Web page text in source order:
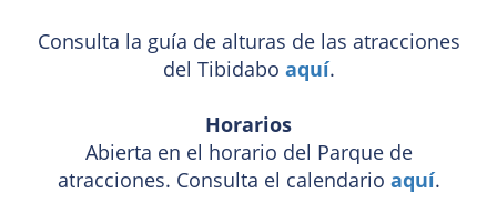
Consulta la guía de alturas de las atracciones
del Tibidabo aquí.
Horarios
Abierta en el horario del Parque de
atracciones. Consulta el calendario aquí.